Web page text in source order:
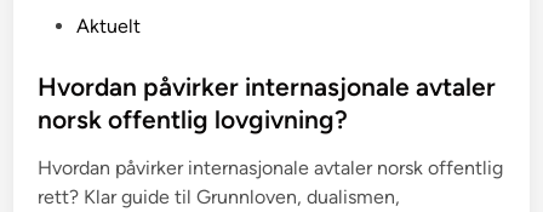
s
t
d
i
Aktuelt
Hvordan påvirker internasjonale avtaler
norsk offentlig lovgivning?
Hvordan påvirker internasjonale avtaler norsk offentlig
rett? Klar guide til Grunnloven, dualismen,